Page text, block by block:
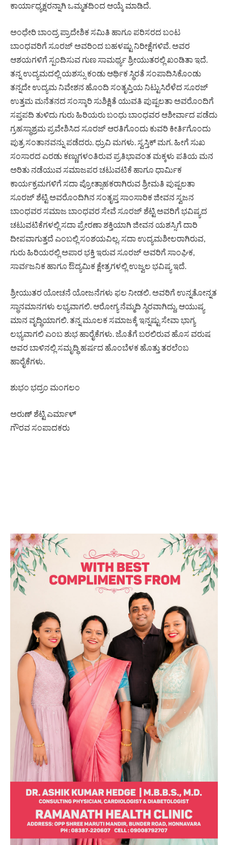
ಕಾರ್ಯಾಧ್ಯಕ್ಷರನ್ನಾಗಿ ಒಮ್ಮತದಿಂದ ಆಯ್ಕೆ ಮಾಡಿದೆ.
ಅಂಧೇರಿ ಬಾಂದ್ರ ಪ್ರಾದೇಶಿಕ ಸಮಿತಿ ಹಾಗೂ ಪರಿಸರದ ಬಂಟ
ಬಾಂಧವರಿಗೆ ಸೂರಜ್ ಅವರಿಂದ ಬಹಳಷ್ಟು ನಿರೀಕ್ಷೆಗಳಿವೆ. ಅವರ
ಆಶಯಗಳಿಗೆ ಸ್ಪಂದಿಸುವ ಗುಣ ಸಾಮರ್ಥ್ಯ ಶ್ರೀಯುತರಲ್ಲಿ ಖಂಡಿತಾ ಇದೆ.
ತನ್ನ ಉದ್ಯಮದಲ್ಲಿ ಯಶಸ್ಸು ಕಂಡು ಆರ್ಥಿಕ ಸ್ಥಿರತೆ ಸಂಪಾದಿಸಿಕೊಂಡು
ತನ್ನದೇ ಉದ್ಯಮ ನಿವೇಶನ ಹೊಂದಿ ಸಂತೃಪ್ತಿಯ ನಿಟ್ಟುಸಿರೆಳೆದ ಸೂರಜ್
ಉತ್ತಮ ಮನೆತನದ ಸಂಸ್ಕಾರಿ ಸುಶಿಕ್ಷಿತೆ ಯುವತಿ ಪುಷ್ಪಲತಾ ಅವರೊಂದಿಗೆ
ಸಪ್ತಪದಿ ತುಳಿದು ಗುರು ಹಿರಿಯರು ಬಂಧು ಬಾಂಧವರ ಆಶೀರ್ವಾದ ಪಡೆದು
ಗ್ರಹಸ್ಥಾಶ್ರಮ ಪ್ರವೇಶಿಸಿದ ಸೂರಜ್ ಆರತಿಗೊಂದು ಕುವರಿ ಕೀರ್ತಿಗೊಂದು
ಪುತ್ರ ಸಂತಾನವನ್ನು ಪಡೆದರು. ಧ್ರುವಿ ಮಗಳು. ಸ್ವಸ್ತಿಕ್ ಮಗ. ಹೀಗೆ ಸುಖ
ಸಂಸಾರದ ಎರಡು ಕಣ್ಣುಗಳಂತಿರುವ ಪ್ರತಿಭಾವಂತ ಮಕ್ಕಳು ಪತಿಯ ಮನ
ಅರಿತು ನಡೆಯುವ ಸಮಾಜಪರ ಚಟುವಟಿಕೆ ಹಾಗೂ ಧಾರ್ಮಿಕ
ಕಾರ್ಯಕ್ರಮಗಳಿಗೆ ಸದಾ ಪ್ರೋತ್ಸಾಹಕರಾಗಿರುವ ಶ್ರೀಮತಿ ಪುಷ್ಪಲತಾ
ಸೂರಜ್ ಶೆಟ್ಟಿ ಅವರೊಂದಿಗಿನ ಸಂತೃಪ್ತ ಸಾಂಸಾರಿಕ ಜೀವನ ಸ್ವಜನ
ಬಾಂಧವರ ಸಮಾಜ ಬಾಂಧವರ ಸೇವೆ ಸೂರಜ್ ಶೆಟ್ಟಿ ಅವರಿಗೆ ಭವಿಷ್ಯದ
ಚಟುವಟಿಕೆಗಳಲ್ಲಿ ಸದಾ ಪ್ರೇರಣಾ ಶಕ್ತಿಯಾಗಿ ಜೀವನ ಯಶಸ್ಸಿಗೆ ದಾರಿ
ದೀಪವಾಗುತ್ತದೆ ಎಂಬಲ್ಲಿ ಸಂಶಯವಿಲ್ಲ. ಸದಾ ಉದ್ಯಮಶೀಲರಾಗಿರುವ,
ಗುರು ಹಿರಿಯರಲ್ಲಿ ಅಪಾರ ಭಕ್ತಿ ಇರುವ ಸೂರಜ್ ಅವರಿಗೆ ಸಾಂಘಿಕ,
ಸಾರ್ವಜನಿಕ ಹಾಗೂ ಔದ್ಯಮಿಕ ಕ್ಷೇತ್ರಗಳಲ್ಲಿ ಉಜ್ವಲ ಭವಿಷ್ಯ ಇದೆ.
ಶ್ರೀಯುತರ ಯೋಚನೆ ಯೋಜನೆಗಳು ಫಲ ನೀಡಲಿ. ಅವರಿಗೆ ಉನ್ನತೋನ್ನತ
ಸ್ಥಾನಮಾನಗಳು ಲಭ್ಯವಾಗಲಿ. ಆರೋಗ್ಯ ನೆಮ್ಮದಿ ಸ್ಥಿರವಾಗಿದ್ದು, ಆಯುಷ್ಯ
ಮಾನ ವೃದ್ಧಿಯಾಗಲಿ. ತನ್ನ ಮೂಲಕ ಸಮಾಜಕ್ಕೆ ಇನ್ನಷ್ಟು ಸೇವಾ ಭಾಗ್ಯ
ಲಭ್ಯವಾಗಲಿ ಎಂಬ ಶುಭ ಹಾರೈಕೆಗಳು. ಜೊತೆಗೆ ಬರಲಿರುವ ಹೊಸ ವರುಷ
ಅವರ ಬಾಳಿನಲ್ಲಿ ಸಮೃದ್ಧಿ ಹರ್ಷದ ಹೊಂಬೆಳಕ ಹೊತ್ತು ತರಲೆಂಬ
ಹಾರೈಕೆಗಳು.
ಶುಭಂ ಭದ್ರಂ ಮಂಗಲಂ
ಅರುಣ್ ಶೆಟ್ಟಿ ಎರ್ಮಾಳ್
ಗೌರವ ಸಂಪಾದಕರು